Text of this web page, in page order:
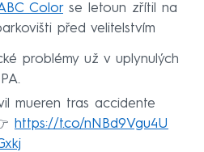
Colorse letoun zřítil na
před velitelstvím
problémy už v uplynulých
mueren tras accidente
https://t.co/nNBd9Vgu4U